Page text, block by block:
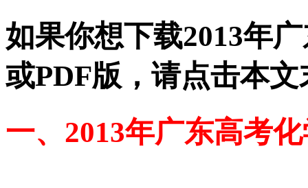
如果你想下载2013年
或PDF版，请点击本
一、2013年广东高考